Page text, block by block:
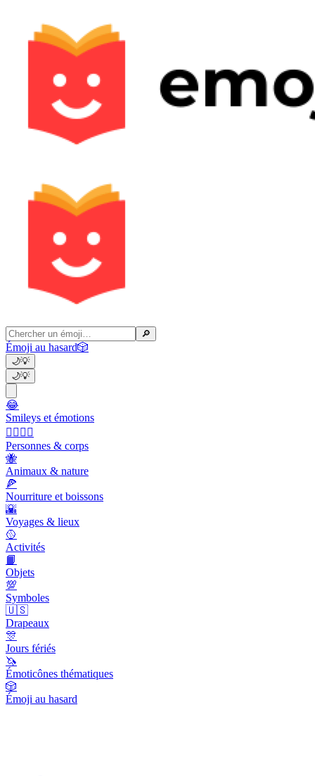
🔎
Émoji au hasard🎲
🌙💡
🌙💡
😂
Smileys et émotions
👩‍❤️‍💋‍👨
Personnes & corps
🐝
Animaux & nature
🍕
Nourriture et boissons
🌇
Voyages & lieux
🥎
Activités
📙
Objets
💯
Symboles
🇺🇸
Drapeaux
🎊
Jours fériés
🦄
Émoticônes thématiques
🎲
Émoji au hasard